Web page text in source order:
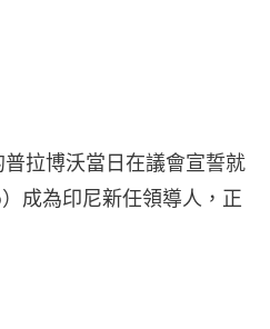
拉博沃當日在議會宣誓就
成為印尼新任領導人，正